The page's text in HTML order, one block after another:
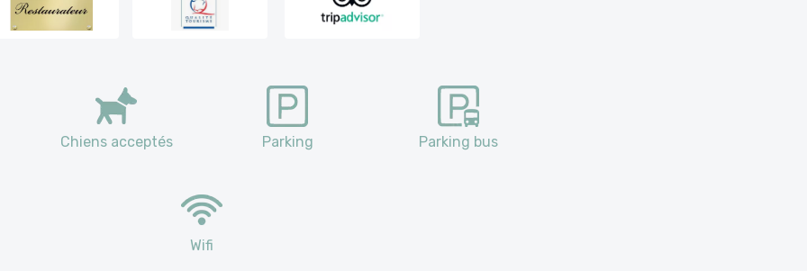
Chiens acceptés Parking Parking bus
Wifi